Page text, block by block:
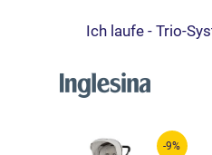
Ich laufe - Trio-
-9%